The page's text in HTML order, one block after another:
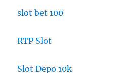
slot bet 100
RTP Slot
Slot Depo 10k